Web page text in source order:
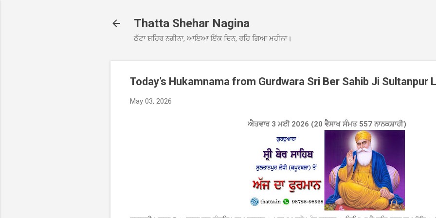
Thatta Shehar Nagina
ਠੱਟਾ ਸ਼ਹਿਰ ਨਗੀਨਾ, ਆਇਆ ਇੱਕ ਦਿਨ, ਰਹਿ ਗਿਆ ਮਹੀਨਾ।
Today’s Hukamnama from Gurdwara Sri Ber Sahib Ji Sultanpur
May 03, 2026
ਐਤਵਾਰ 3 ਮਈ 2026 (20 ਵੈਸਾਖ ਸੰਮਤ 557 ਨਾਨਕਸ਼ਾਹੀ)